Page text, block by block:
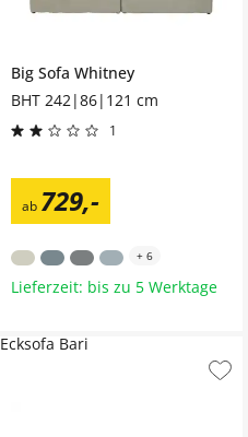
Big Sofa Whitney
BHT 242|86|121 cm
1
ab 729,-
+ 6
Lieferzeit: bis zu 5 Werktage
Ecksofa Bari